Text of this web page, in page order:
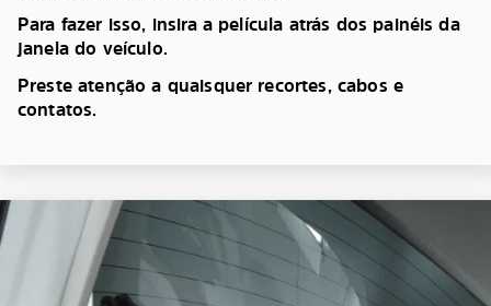
Para fazer isso, insira a película atrás dos painéis da
janela do veículo.
Preste atenção a quaisquer recortes, cabos e
contatos.